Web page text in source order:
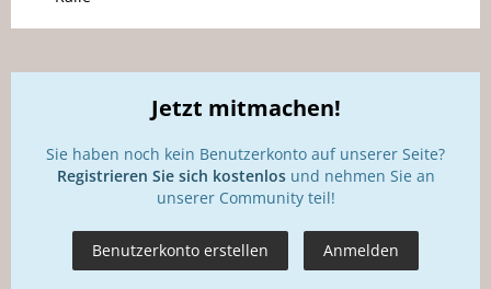
Jetzt mitmachen!
Sie haben noch kein Benutzerkonto auf unserer Seite?
Registrieren Sie sich kostenlosund nehmen Sie an
unserer Community teil!
Benutzerkonto erstellen Anmelden